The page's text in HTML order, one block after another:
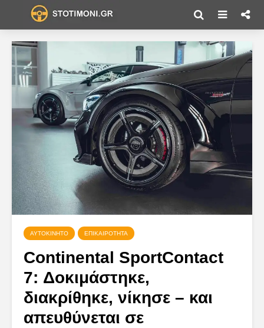
ΑΥΤΟΚΊΝΗΤΟ ΕΠΙΚΑΙΡΌΤΗΤΑ
Continental SportContact
7: Δοκιμάστηκε,
διακρίθηκε, νίκησε – και
απευθύνεται σε